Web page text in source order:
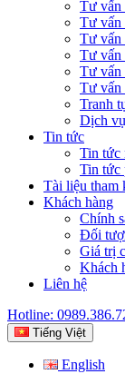
Tư vấn
Tư vấn
Tư vấn
Tư vấn
Tư vấn
Tư vấn
Tranh
Dịch
Tin tức
Tin tức
Tin tức
Tài liệu tham
Khách hàng
Chính
Đối
Giá trị
Khách
Liên hệ
Hotline:
Tiếng Việt
English